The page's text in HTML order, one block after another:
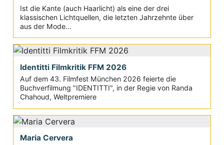
Ist die Kante (auch Haarlicht) als eine der drei
klassischen Lichtquellen, die letzten Jahrzehnte über
aus der Mode...
Identitti Filmkritik FFM 2026
Auf dem 43. Filmfest München 2026 feierte die
Buchverfilmung "IDENTITTI", in der Regie von Randa
Chahoud, Weltpremiere
Maria Cervera